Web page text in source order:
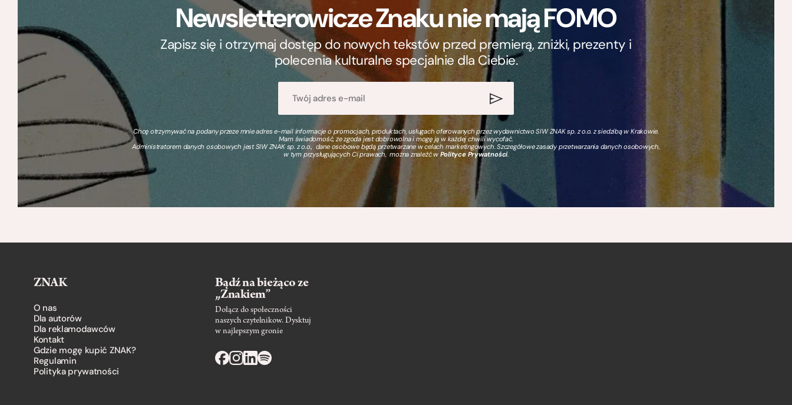
Newsletterowicze Znaku nie mają FOMO
Zapisz się i otrzymaj dostęp do nowych tekstów przed premierą, zniżki, prezenty i
polecenia kulturalne specjalnie dla Ciebie.
Chcę otrzymywać na podany przeze mnie adres e-mail informacje o promocjach, produktach, usługach oferowanych przez wydawnictwo SIW ZNAK sp. z o.o. z siedzibą w Krakowie.
Mam świadomość, że zgoda jest dobrowolna i mogę ją w każdej chwili wycofać.
Administratorem danych osobowych jest SIW ZNAK sp. z o.o., dane osobowe będą przetwarzane w celach marketingowych. Szczegółowe zasady przetwarzania danych osobowych,
w tym przysługujących Ci prawach, można znaleźć wPolityce Prywatności.
ZNAK
O nas
Dla autorów
Dla reklamodawców
Kontakt
Gdzie mogę kupić ZNAK?
Regulamin
Polityka prywatności
Bądź na bieżąco ze
„Znakiem”
Dołącz do społeczności
naszych czytelnikow. Dysktuj
w najlepszym gronie